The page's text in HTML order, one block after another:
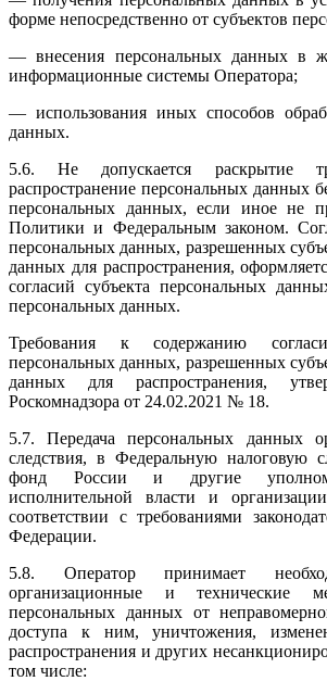
форме непосредственно от субъектов
— внесения персональных данных в
информационные системы Оператора;
— использования иных способов
данных.
5.6. Не допускается раскрытие
распространение персональных данных
персональных данных, если иное не
Политики и Федеральным законом.
персональных данных, разрешенных
данных для распространения,
согласий субъекта персональных
персональных данных.
Требования к содержанию
персональных данных, разрешенных
данных для распространения,
Роскомнадзора от 24.02.2021 № 18.
5.7. Передача персональных данных
следствия, в Федеральную налоговую
фонд России и другие
исполнительной власти и
соответствии с требованиями
Федерации.
5.8. Оператор принимает
организационные и технические
персональных данных от
доступа к ним, уничтожения,
распространения и других
том числе: